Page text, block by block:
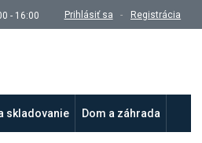
- 16:00 Prihlásiť sa Registrácia
skladovanie Dom a záhrada